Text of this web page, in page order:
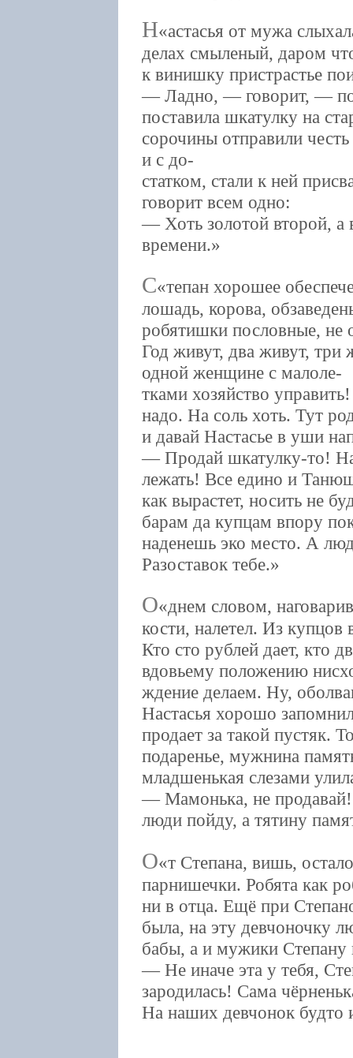
Н астасья от мужа
делах смыленый, даром
к винишку пристрастье
— Ладно, — говорит, —
поставила шкатулку на
сорочины отправили
и с до-
статком, стали к ней
говорит всем одно:
— Хоть золотой второй, а
времени.
С тепан хорошее
лошадь, корова,
робятишки пословные, не
Год живут, два живут, три
одной женщине с малоле-
тками хозяйство
надо. На соль хоть. Тут
и давай Настасье в уши
— Продай шкатулку-то! На
лежать! Все едино и
как вырастет, носить не
барам да купцам впору
наденешь эко место. А
Разоставок тебе.
О днем словом,
кости, налетел. Из купцов
Кто сто рублей дает, кто
вдовьему положению
ждение делаем. Ну,
Настасья хорошо
продает за такой пустяк.
подаренье, мужнина
младшенькая слезами
— Мамонька, не
люди пойду, а тятину
О т Степана, вишь,
парнишечки. Робята как
ни в отца. Ещё при
была, на эту девчоночку
бабы, а и мужики Степану
— Не иначе эта у тебя,
зародилась! Сама
На наших девчонок будто